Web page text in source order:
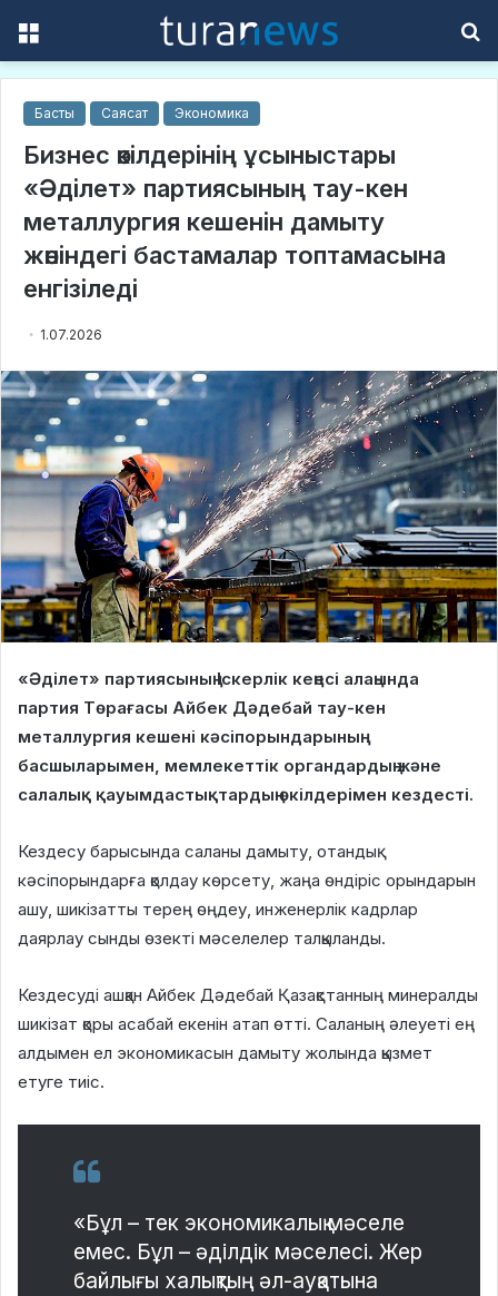
Басты Саясат Экономика
Бизнес өкілдерінің ұсыныстары
«Əділет» партиясының тау-кен
металлургия кешенін дамыту
жөніндегі бастамалар топтамасына
енгізіледі
1.07.2026
«Əділет» партиясының Іскерлік кеңесі алаңында
партия Төрағасы Айбек Дəдебай тау-кен
металлургия кешені кəсіпорындарының
басшыларымен, мемлекеттік органдардың жəне
салалық қауымдастықтардың өкілдерімен кездесті.
Кездесу барысында саланы дамыту, отандық
кəсіпорындарға қолдау көрсету, жаңа өндіріс орындарын
ашу, шикізатты терең өңдеу, инженерлік кадрлар
даярлау сынды өзекті мəселелер талқыланды.
Кездесуді ашқан Айбек Дəдебай Қазақстанның минералды
шикізат қоры асабай екенін атап өтті. Саланың əлеуеті ең
алдымен ел экономикасын дамыту жолында қызмет
етуге тиіс.
«Бұл – тек экономикалық мəселе
емес. Бұл – əділдік мəселесі. Жер
байлығы халықтың əл-ауқатына